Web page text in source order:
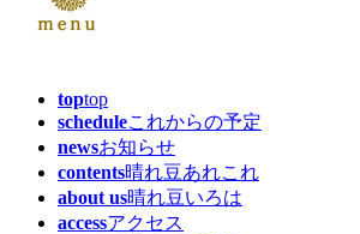
toptop
scheduleこれからの予定
newsお知らせ
contents晴れ豆あれこれ
about us晴れ豆いろは
accessアクセス